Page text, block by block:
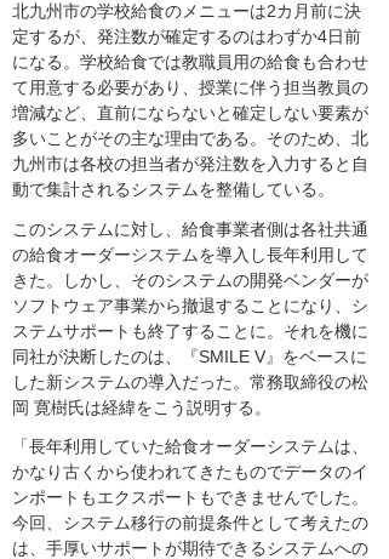
北九州市の学校給食のメニューは2カ月前に決
定するが、発注数が確定するのはわずか4日前
になる。学校給食では教職員用の給食も合わせ
て用意する必要があり、授業に伴う担当教員の
増減など、直前にならないと確定しない要素が
多いことがその主な理由である。そのため、北
九州市は各校の担当者が発注数を入力すると自
動で集計されるシステムを整備している。
このシステムに対し、給食事業者側は各社共通
の給食オーダーシステムを導入し長年利用して
きた。しかし、そのシステムの開発ベンダーが
ソフトウェア事業から撤退することになり、シ
ステムサポートも終了することに。それを機に
同社が決断したのは、『SMILE V』をベースに
した新システムの導入だった。常務取締役の松
岡 寛樹氏は経緯をこう説明する。
「長年利用していた給食オーダーシステムは、
かなり古くから使われてきたものでデータのイ
ンポートもエクスポートもできませんでした。
今回、システム移行の前提条件として考えたの
は、手厚いサポートが期待できるシステムへの